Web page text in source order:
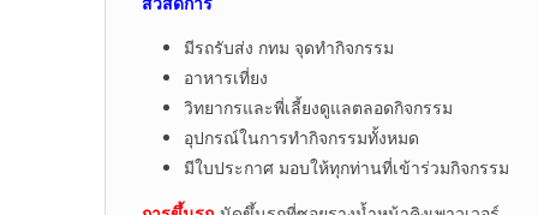
มีรถรับส่ง กทม จุดทำกิจกรรม
อาหารเที่ยง
วิทยากรและพี่เลี้ยงดูแลตลอดกิจกรรม
อุปกรณ์ในการทำกิจกรรมทั้งหมด
มีใบประกาศ มอบให้ทุกท่านที่เข้าร่วมกิจกรรม